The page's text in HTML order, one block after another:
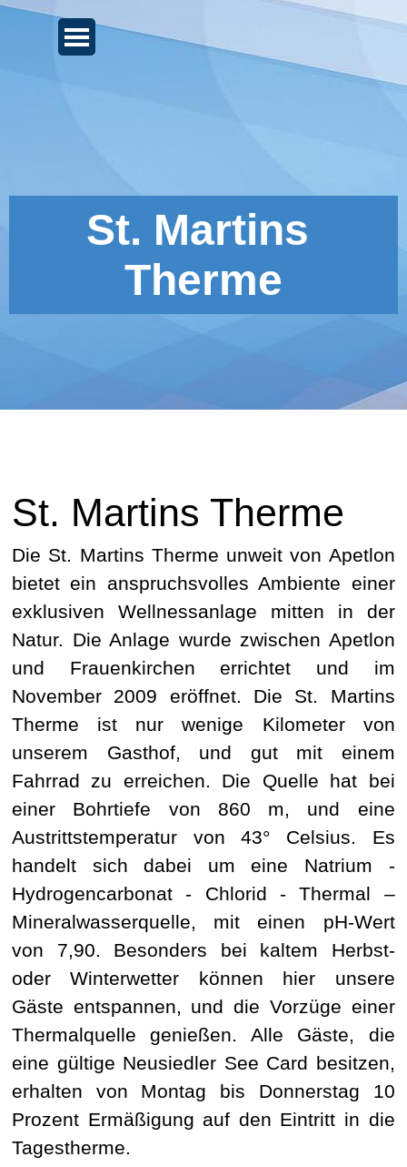
Direkt zum Seiteninhalt
Menü überspringen
St. Martins
Therme
St. Martins Therme
Die St. Martins Therme unweit von Apetlon
bietet ein anspruchsvolles Ambiente einer
exklusiven Wellnessanlage mitten in der
Natur. Die Anlage wurde zwischen Apetlon
und Frauenkirchen errichtet und im
November 2009 eröffnet. Die St. Martins
Therme ist nur wenige Kilometer von
unserem Gasthof, und gut mit einem
Fahrrad zu erreichen. Die Quelle hat bei
einer Bohrtiefe von 860 m, und eine
Austrittstemperatur von 43° Celsius. Es
handelt sich dabei um eine Natrium -
Hydrogencarbonat - Chlorid - Thermal –
Mineralwasserquelle, mit einen pH-Wert
von 7,90. Besonders bei kaltem Herbst-
oder Winterwetter können hier unsere
Gäste entspannen, und die Vorzüge einer
Thermalquelle genießen. Alle Gäste, die
eine gültige Neusiedler See Card besitzen,
erhalten von Montag bis Donnerstag 10
Prozent Ermäßigung auf den Eintritt in die
Tagestherme.